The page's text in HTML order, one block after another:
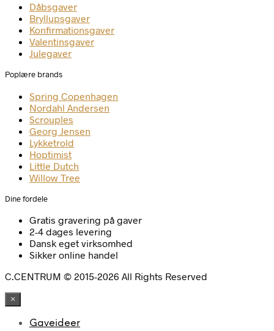
Dåbsgaver
Bryllupsgaver
Konfirmationsgaver
Valentinsgaver
Julegaver
Poplære brands
Spring Copenhagen
Nordahl Andersen
Scrouples
Georg Jensen
Lykketrold
Hoptimist
Little Dutch
Willow Tree
Dine fordele
Gratis gravering på gaver
2-4 dages levering
Dansk eget virksomhed
Sikker online handel
C.CENTRUM © 2015-2026 All Rights Reserved
×
Gaveideer